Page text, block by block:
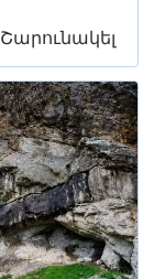
Շարունակել